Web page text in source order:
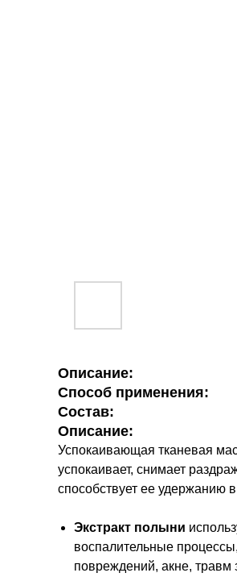
Описание:
Способ применения:
Состав:
Описание:
Успокаивающая тканевая
успокаивает, снимает
способствует ее удержанию
Экстракт полыни
воспалительные
повреждений, акне, травм